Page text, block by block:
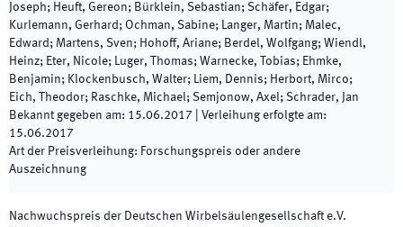
Joseph; Heuft, Gereon; Bürklein, Sebastian; Schäfer, Edgar;
Kurlemann, Gerhard; Ochman, Sabine; Langer, Martin; Malec,
Edward; Martens, Sven; Hohoff, Ariane; Berdel, Wolfgang; Wiendl,
Heinz; Eter, Nicole; Luger, Thomas; Warnecke, Tobias; Ehmke,
Benjamin; Klockenbusch, Walter; Liem, Dennis; Herbort, Mirco;
Eich, Theodor; Raschke, Michael; Semjonow, Axel; Schrader, Jan
Bekannt gegeben am: 15.06.2017 Verleihung erfolgte am:
15.06.2017
Art der Preisverleihung: Forschungspreis oder andere
Auszeichnung
Nachwuchspreis der Deutschen Wirbelsäulengesellschaft e.V.